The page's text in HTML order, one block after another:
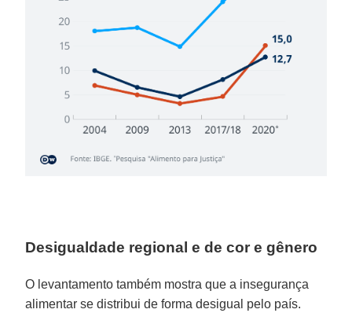
Desigualdade regional e de cor e gênero
O levantamento também mostra que a insegurança
alimentar se distribui de forma desigual pelo país.